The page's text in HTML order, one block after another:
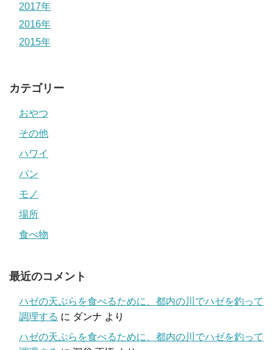
2017年
2016年
2015年
カテゴリー
おやつ
その他
ハワイ
パン
モノ
場所
食べ物
最近のコメント
ハゼの天ぷらを食べるために、都内の川でハゼを釣って
調理する に ダンナ より
ハゼの天ぷらを食べるために、都内の川でハゼを釣って